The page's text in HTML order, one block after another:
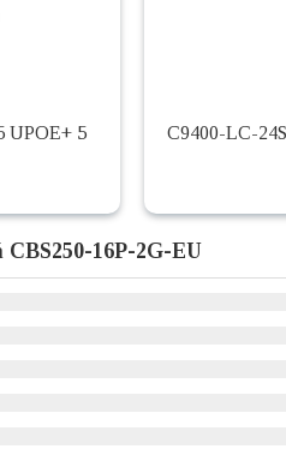
UPOE+ 5
C9400-LC-
16P-2G-EU